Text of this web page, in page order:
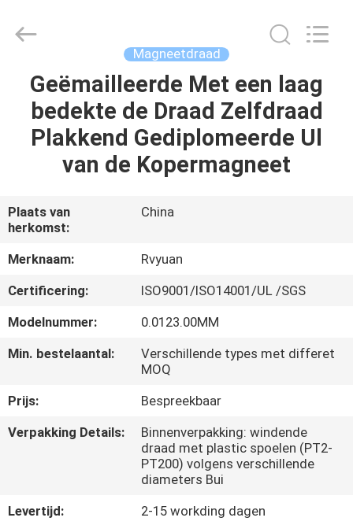
HUIS
PRODUCTEN
ONGEVEER
ONS
FABRIEKSREIS
KWALITEITSCONTROLE
CONTACTEER
ONS
Material
Co,.Ltd.
Magneetdraad
Geëmailleerde Met een laag
bedekte de Draad Zelfdraad
Plakkend Gediplomeerde Ul
van de Kopermagneet
Plaats van
herkomst:
China
Merknaam:
Rvyuan
Certificering:
ISO9001/ISO14001/UL /SGS
Modelnummer:
0.0123.00MM
Min. bestelaantal:
Verschillende types met differet
MOQ
Prijs:
Bespreekbaar
Verpakking Details:
Binnenverpakking: windende
draad met plastic spoelen (PT2-
PT200) volgens verschillende
diameters Bui
Levertijd:
2-15 workding dagen